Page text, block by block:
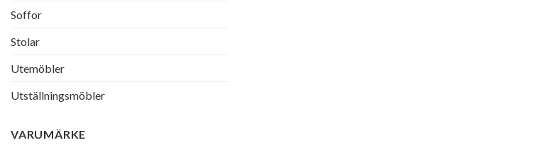
Soffor
Stolar
Utemöbler
Utställningsmöbler
VARUMÄRKE